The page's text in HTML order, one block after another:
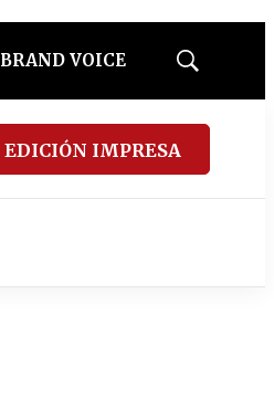
BRAND VOICE
Mostrar
EDICIÓN IMPRESA